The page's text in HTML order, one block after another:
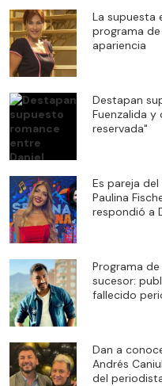
La supuesta
programa
apariencia
Destapan
Fuenzalida y
reservada"
Es pareja
Paulina
respondió a
Programa
sucesor:
fallecido
Dan a
Andrés
del